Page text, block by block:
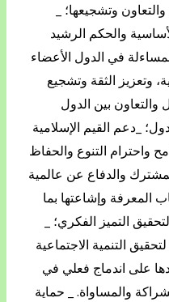
وتشجيعها؛ _
والحكم الرشيد
في الدول الأعضاء
وتعزيز الثقة وتشجيع
والتعاون بين الدول
_دعم القيم الإسلامية
واحترام التنوع والحفاظ
والدفاع عن عالمية
المعرفة وإشاعتها بما
التميز الفكري؛ _
التنمية الاجتماعية
على اندماج فعلي في
والمساواة. _ حماية